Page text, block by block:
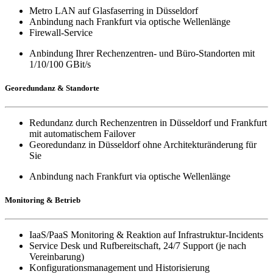
Metro LAN auf Glasfaserring in Düsseldorf
Anbindung nach Frankfurt via optische Wellenlänge
Firewall-Service
Anbindung Ihrer Rechenzentren- und Büro-Standorten mit
1/10/100 GBit/s
Georedundanz & Standorte
Redundanz durch Rechenzentren in Düsseldorf und Frankfurt
mit automatischem Failover
Georedundanz in Düsseldorf ohne Architekturänderung für
Sie
Anbindung nach Frankfurt via optische Wellenlänge
Monitoring & Betrieb
IaaS/PaaS Monitoring & Reaktion auf Infrastruktur-Incidents
Service Desk und Rufbereitschaft, 24/7 Support (je nach
Vereinbarung)
Konfigurationsmanagement und Historisierung